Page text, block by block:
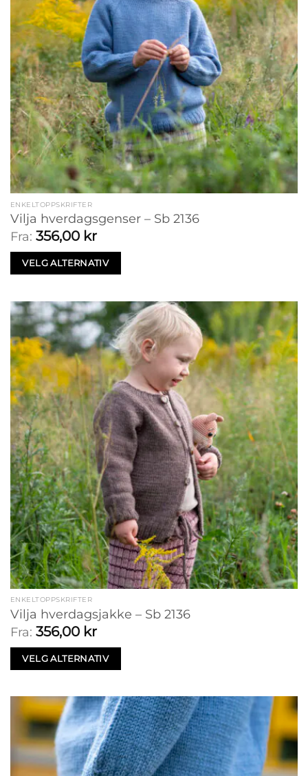
ENKELTOPPSKRIFTER
Vilja hverdagsgenser – Sb 2136
Fra: 356,00 kr
VELG ALTERNATIV
ENKELTOPPSKRIFTER
Vilja hverdagsjakke – Sb 2136
Fra: 356,00 kr
VELG ALTERNATIV